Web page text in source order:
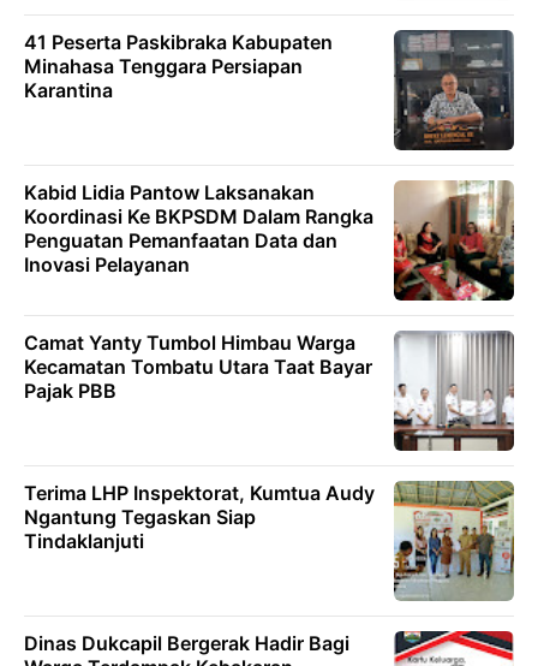
41 Peserta Paskibraka Kabupaten
Minahasa Tenggara Persiapan
Karantina
Kabid Lidia Pantow Laksanakan
Koordinasi Ke BKPSDM Dalam Rangka
Penguatan Pemanfaatan Data dan
Inovasi Pelayanan
Camat Yanty Tumbol Himbau Warga
Kecamatan Tombatu Utara Taat Bayar
Pajak PBB
Terima LHP Inspektorat, Kumtua Audy
Ngantung Tegaskan Siap
Tindaklanjuti
Dinas Dukcapil Bergerak Hadir Bagi